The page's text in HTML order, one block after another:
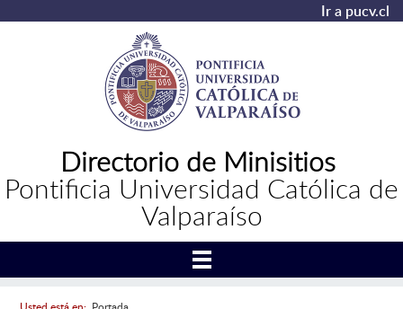
Ir a pucv.cl
Directorio de Minisitios
Pontificia Universidad Católica de
Valparaíso
Usted está en: Portada